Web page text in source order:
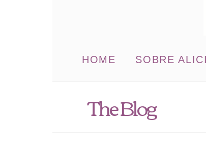
HOME SOBRE
The Blog